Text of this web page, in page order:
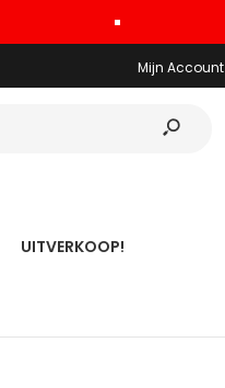
Mijn Account
UITVERKOOP!